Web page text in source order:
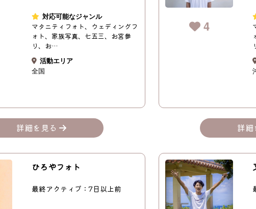
対応可能なジャンル
マタニティフォト、ウェディングフ
ォト、家族写真、七五三、お宮参
り、お…
活動エリア
全国
詳細を見る
4
詳
ひろやフォト
最終アクティブ：7日以上前